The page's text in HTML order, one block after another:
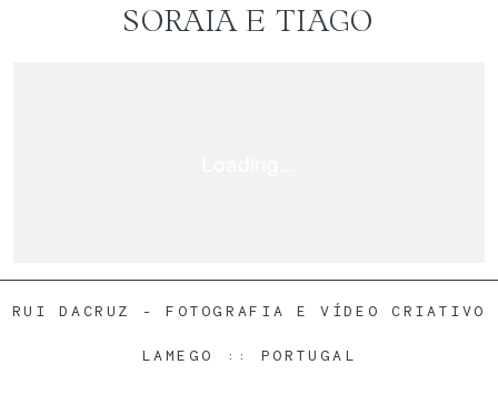
PRÉMIOS
SORAIA E TIAGO
LAMEGO :: PORTUGAL
RUI DACRUZ - FOTOGRAFIA E VÍDEO CRIATIVO